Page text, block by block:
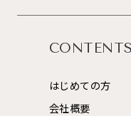
CONTENTS
はじめての方
会社概要